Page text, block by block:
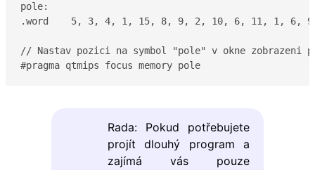
pole:
.word    5, 3, 4, 1, 15, 8, 9, 2, 10, 6, 11, 1, 6,
// Nastav pozici na symbol "pole" v okne zobrazeni
#pragma qtmips focus memory pole
Rada: Pokud potřebujete
projít dlouhý program a
zajímá vás pouze